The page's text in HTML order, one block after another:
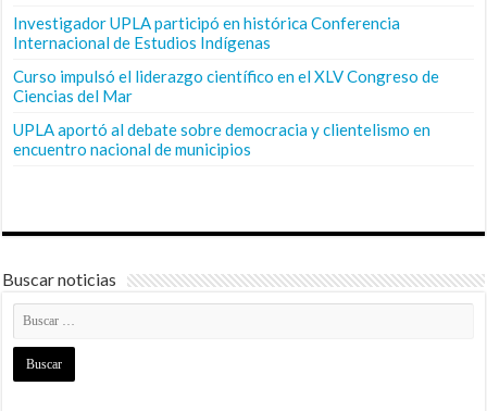
Investigador UPLA participó en histórica Conferencia
Internacional de Estudios Indígenas
Curso impulsó el liderazgo científico en el XLV Congreso de
Ciencias del Mar
UPLA aportó al debate sobre democracia y clientelismo en
encuentro nacional de municipios
Buscar noticias